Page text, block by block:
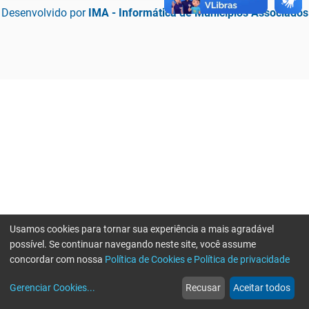
Desenvolvido por IMA - Informática de Municípios Associados
web
Notícias
more_horiz
Mais
Usamos cookies para tornar sua experiência a mais agradável
possível. Se continuar navegando neste site, você assume
concordar com nossa Política de Cookies e Política de privacidade
Gerenciar Cookies... Recusar Aceitar todos
Erro ao enviar informações, por favor tente novamente